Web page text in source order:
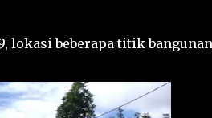
lokasi beberapa titik bangunan